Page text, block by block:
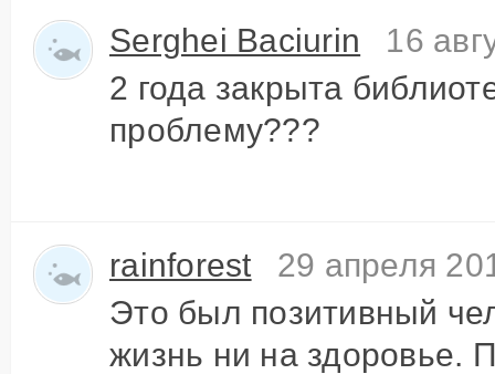
Serghei Baciurin
16
2 года закрыта
проблему???
rainforest
29 апреля
Это был позитивный
жизнь ни на здоровье.